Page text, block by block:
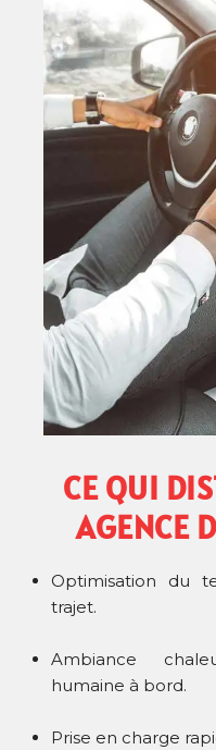
CE QUI
AGENCE
Optimisation du
trajet.
Ambiance
humaine à bord.
Prise en charge